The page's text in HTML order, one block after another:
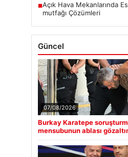
■Açık Hava Mekanlarında
mutfağı Çözümleri
Güncel
07/08/2026
Burkay Karatepe
mensubunun ablası